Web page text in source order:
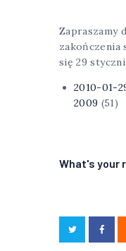
Zapraszamy
zakończenia
się 29
2010-01-
2009 (51)
What's your